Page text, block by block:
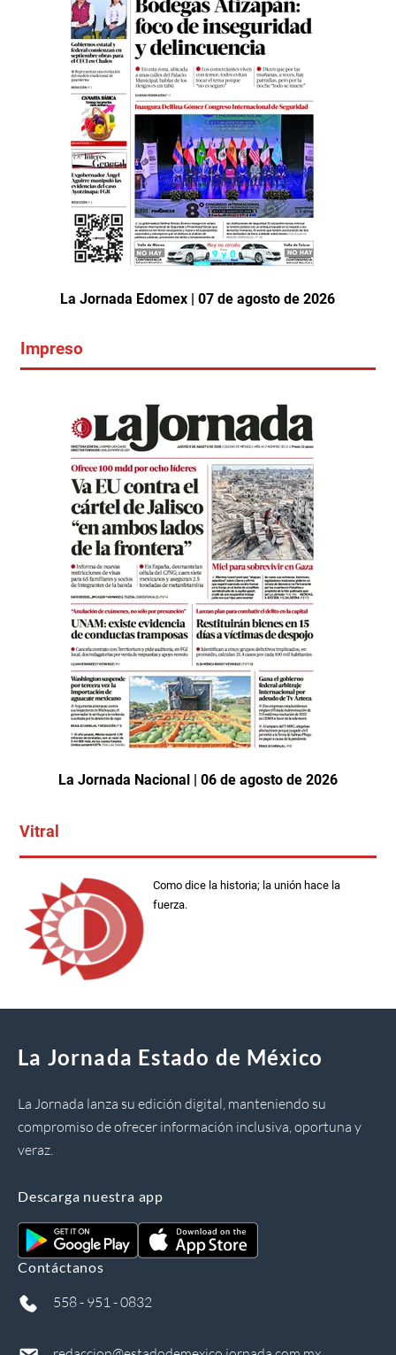
La Jornada Edomex | 07 de agosto de 2026
Impreso
La Jornada Nacional | 06 de agosto de 2026
Vitral
Como dice la historia; la unión hace la
fuerza.
La Jornada Estado de México
La Jornada lanza su edición digital, manteniendo su
compromiso de ofrecer información inclusiva, oportuna y
veraz.
Descarga nuestra app
Contáctanos
558 - 951 - 0832